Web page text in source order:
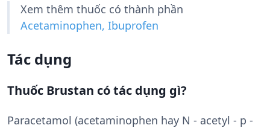
Xem thêm thuốc có thành phần
Acetaminophen, Ibuprofen
Tác dụng
Thuốc Brustan có tác dụng gì?
Paracetamol (acetaminophen hay N - acetyl - p -